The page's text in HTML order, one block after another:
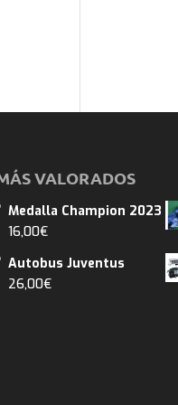
VALORADOS
Medalla Champion 2023
16,00€
Autobus Juventus
26,00€